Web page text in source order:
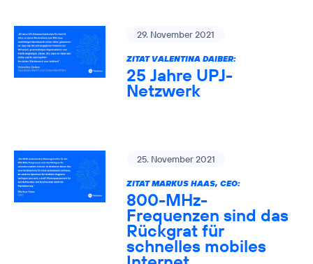
29. November 2021
ZITAT VALENTINA DAIBER:
25 Jahre UPJ-
Netzwerk
25. November 2021
ZITAT MARKUS HAAS, CEO:
800-MHz-
Frequenzen sind das
Rückgrat für
schnelles mobiles